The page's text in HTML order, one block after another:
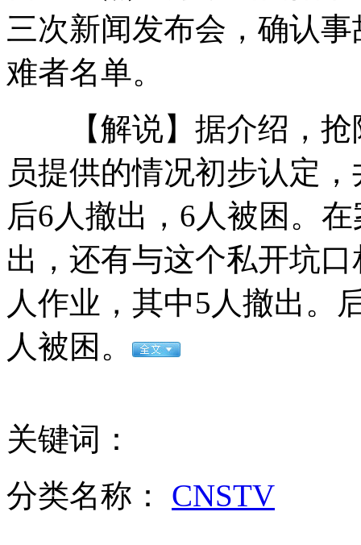
韩柬籍船只沉没 船上9名中国船员
南丫岛撞船事故船长称不会使用雷达
朝鲜核试人员访平壤享最高级待遇
“刀锋战士”听证会曝更多细节
山西运城恶犬咬伤多人 警民合力深夜将其击毙
女孩北京地铁殴打老人 痛下狠手拳打脚踢
无痛分娩是否安全 医生回应
三次新闻发布会，确认
难者名单。
【解说】据介绍，抢
员提供的情况初步认定
后6人撤出，6人被困。
出，还有与这个私开坑
人作业，其中5人撤出。
人被困。
关键词：
分类名称： CNSTV